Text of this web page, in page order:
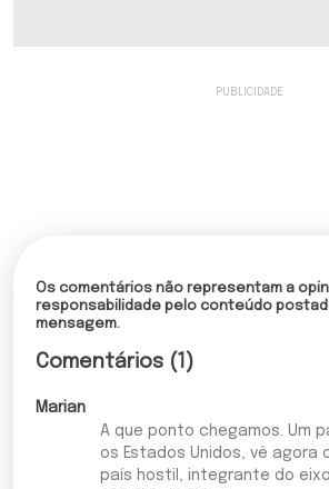
Os comentários não representam a
responsabilidade pelo conteúdo
mensagem.
Comentários (1)
Marian
A que ponto chegamos. Um
os Estados Unidos, vê agora
país hostil, integrante do eixo